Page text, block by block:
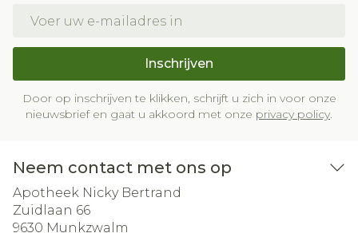
Inschrijven
Door op inschrijven te klikken, schrijft u zich in voor onze
nieuwsbrief en gaat u akkoord met onze privacy policy.
Neem contact met ons op
Apotheek Nicky Bertrand
Zuidlaan 66
9630 Munkzwalm